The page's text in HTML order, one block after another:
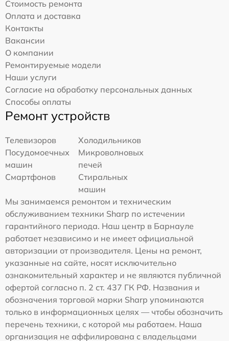
Стоимость ремонта
Оплата и доставка
Контакты
Вакансии
О компании
Ремонтируемые модели
Наши услуги
Согласие на обработку персональных данных
Способы оплаты
Ремонт устройств
Телевизоров
Холодильников
Посудомоечных
машин
Микроволновых
печей
Смартфонов
Стиральных
машин
Мы занимаемся ремонтом и техническим
обслуживанием техники Sharp по истечении
гарантийного периода. Наш центр в Барнауле
работает независимо и не имеет официальной
авторизации от производителя. Цены на ремонт,
указанные на сайте, носят исключительно
ознакомительный характер и не являются публичной
офертой согласно п. 2 ст. 437 ГК РФ. Названия и
обозначения торговой марки Sharp упоминаются
только в информационных целях — чтобы обозначить
перечень техники, с которой мы работаем. Наша
организация не аффилирована с владельцами